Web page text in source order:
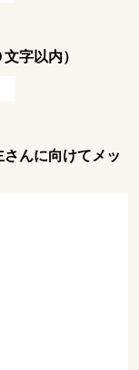
字以内）
んに向けてメッ